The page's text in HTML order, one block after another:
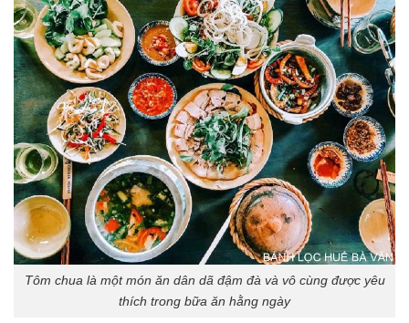
Tôm chua là một món ăn dân dã đậm đà và vô cùng được yêu
thích trong bữa ăn hằng ngày